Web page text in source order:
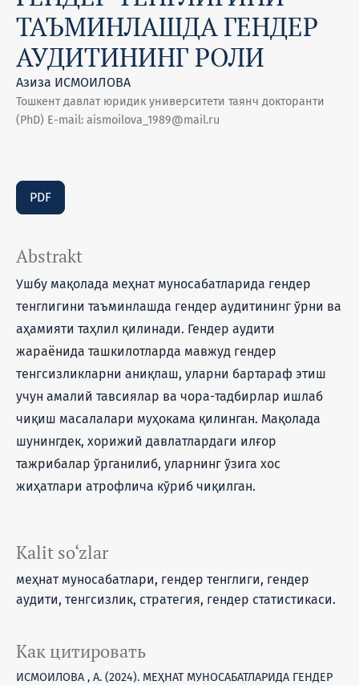
ТАЪМИНЛАШДА ГЕНДЕР
АУДИТИНИНГ РОЛИ
Азиза ИСМОИЛОВА
Тошкент давлат юридик университети таянч докторанти
(PhD) E-mail: aismoilova_1989@mail.ru
PDF
Kalit so‘zlar
меҳнат муносабатлари, гендер тенглиги, гендер
аудити, тенгсизлик, стратегия, гендер статистикаси.
Как цитировать
ИСМОИЛОВА , А. (2024). МЕҲНАТ МУНОСАБАТЛАРИДА ГЕНДЕР
Abstrakt
Ушбу мақолада меҳнат муносабатларида гендер
тенглигини таъминлашда гендер аудитининг ўрни ва
аҳамияти таҳлил қилинади. Гендер аудити
жараёнида ташкилотларда мавжуд гендер
тенгсизликларни аниқлаш, уларни бартараф этиш
учун амалий тавсиялар ва чора-тадбирлар ишлаб
чиқиш масалалари муҳокама қилинган. Мақолада
шунингдек, хорижий давлатлардаги илғор
тажрибалар ўрганилиб, уларнинг ўзига хос
жиҳатлари атрофлича кўриб чиқилган.